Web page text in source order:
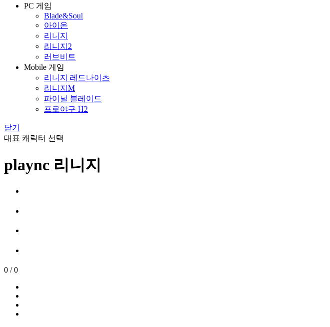
PC 게임
Blade&Soul
아이온
리니지
리니지2
러브비트
Mobile 게임
리니지 레드나이츠
리니지M
파이널 블레이드
프로야구 H2
닫기
대표 캐릭터 선택
plaync 리니지
0 / 0